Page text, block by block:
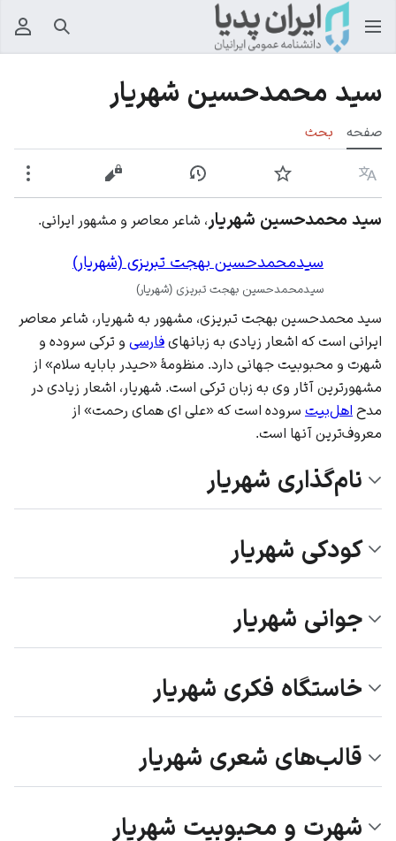
جستجو
سید محمدحسین شهریار
صفحه بحث
زبان پیگیری نمایش تاریخچهنمایش مبدأ
سید محمدحسین شهریار ، شاعر معاصر و مشهور ایرانی.
سیدمحمدحسین بهجت تبریزی (شهریار)
سیدمحمدحسین بهجت تبریزی (شهریار)
سید محمدحسین بهجت تبریزی، مشهور به شهریار، شاعر معاصر
ایرانی است که اشعار زیادی به زبانهای فارسی و ترکی سروده و
شهرت و محبوبیت جهانی دارد. منظومهٔ «حیدر بابایه سلام» از
مشهورترین آثار وی به زبان ترکی است. شهریار، اشعار زیادی در
مدح اهل‌بیت سروده است که «علی ای همای رحمت» از
معروف‌ترین آنها است.
نام‌گذاری شهریار
کودکی شهریار
جوانی شهریار
خاستگاه فکری شهریار
قالب‌های شعری شهریار
شهرت و محبوبیت شهریار